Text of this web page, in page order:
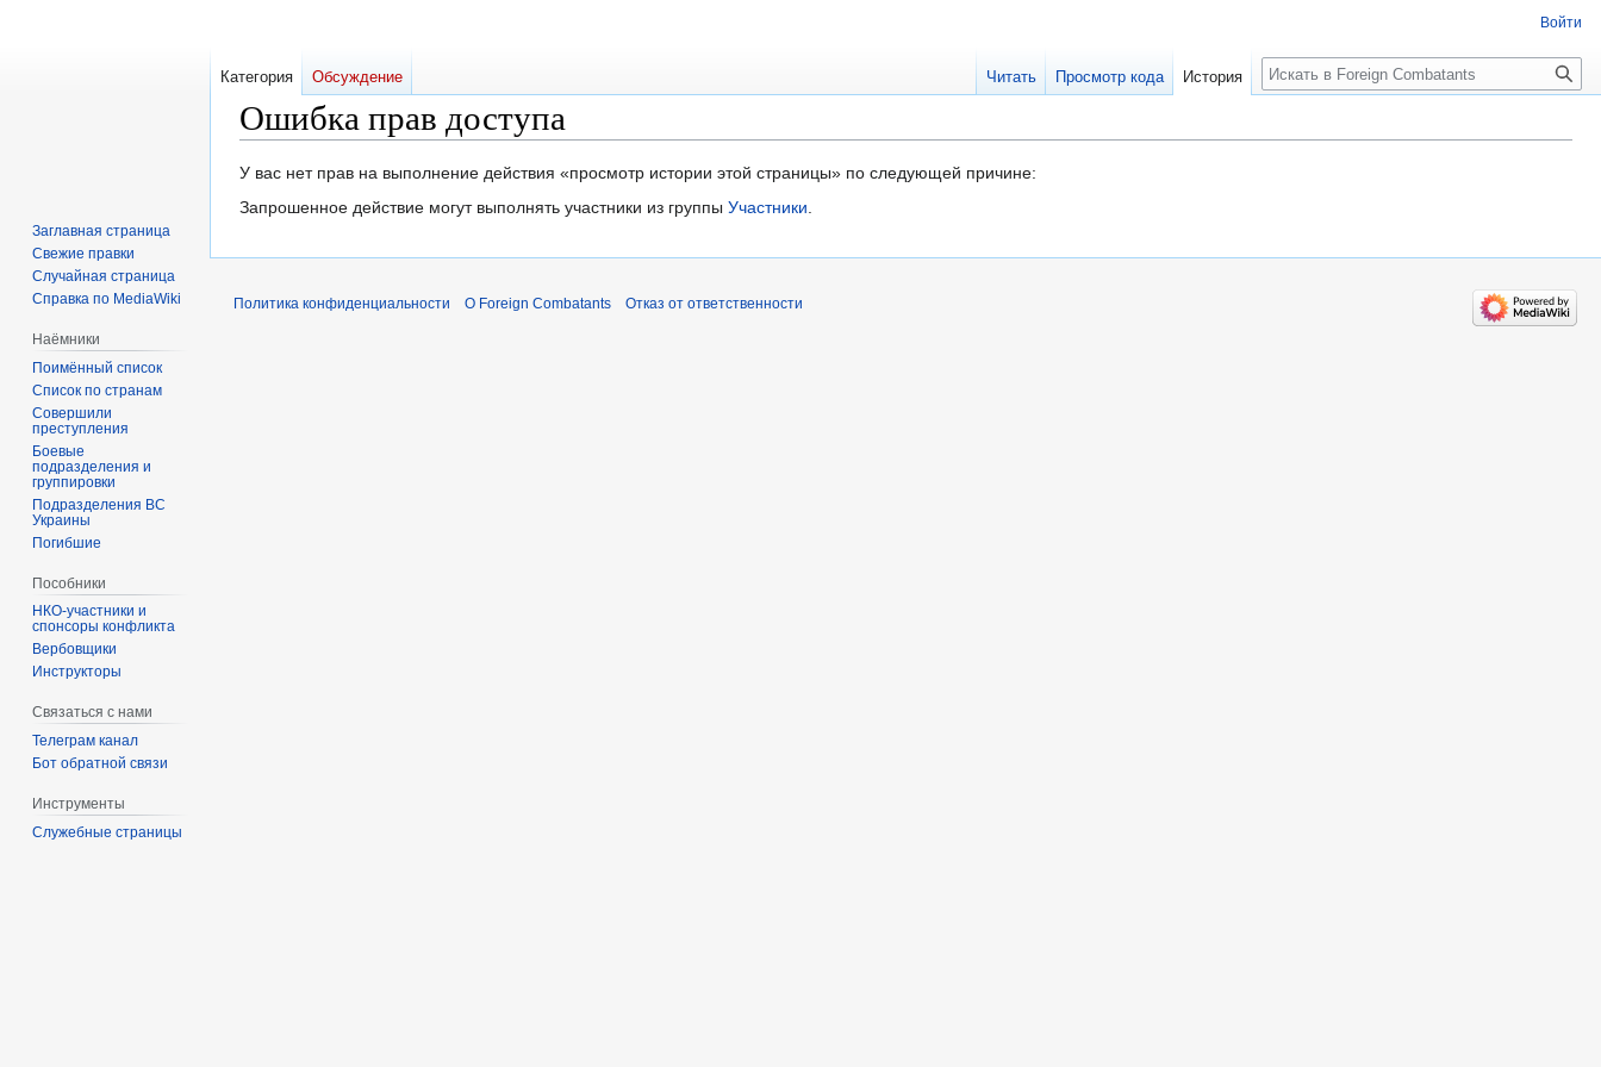
Ошибка прав доступа
Перейти
к
Перейти
к
У вас нет прав на выполнение действия «просмотр истории этой страницы» по следующей причине:
Запрошенное действие могут выполнять участники из группы Участники.
Войти
Категория Обсуждение Читать Просмотр кода История
Заглавная страница
Свежие правки
Случайная страница
Справка по MediaWiki
Наёмники
Поимённый список
Список по странам
Совершили
преступления
Боевые
подразделения и
группировки
Подразделения ВС
Украины
Погибшие
Пособники
спонсоры конфликта
‏‎Вербовщики
Инструкторы
Связаться с нами
Телеграм канал
Бот обратной связи
Инструменты
Служебные страницы
Политика конфиденциальности О Foreign Combatants Отказ от ответственности